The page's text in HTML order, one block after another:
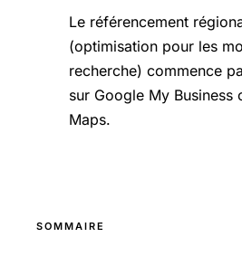
Le référencement
(optimisation pour les
recherche) commence
sur Google My Business
Maps.
SOMMAIRE